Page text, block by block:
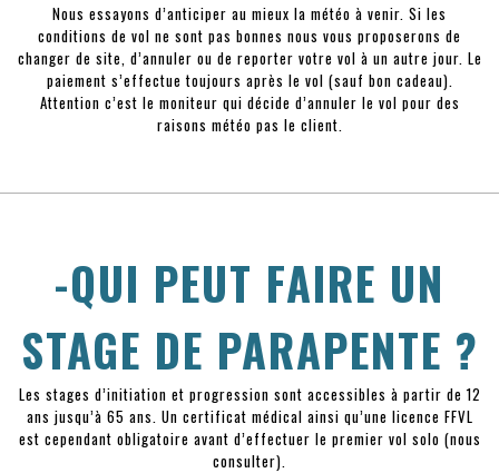
Nous essayons d’anticiper au mieux la météo à venir. Si les
conditions de vol ne sont pas bonnes nous vous proposerons de
changer de site, d’annuler ou de reporter votre vol à un autre jour. Le
paiement s’effectue toujours après le vol (sauf bon cadeau).
Attention c’est le moniteur qui décide d’annuler le vol pour des
raisons météo pas le client.
-QUI PEUT FAIRE UN
STAGE DE PARAPENTE ?
Les stages d’initiation et progression sont accessibles à partir de 12
ans jusqu’à 65 ans. Un certificat médical ainsi qu’une licence FFVL
est cependant obligatoire avant d’effectuer le premier vol solo (nous
consulter).